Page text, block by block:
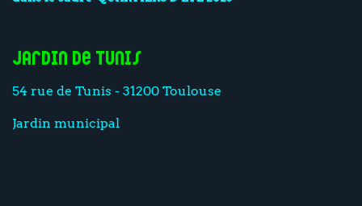
Jardin de Tunis
54 rue de Tunis - 31200 Toulouse
Jardin municipal